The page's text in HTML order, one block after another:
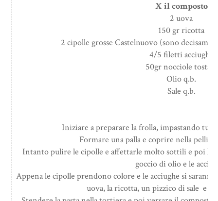
X il composto
2 uova
150 gr ricotta
2 cipolle grosse Castelnuovo (sono
4/5 filetti acciughe
50gr nocciole tostate
Olio q.b.
Sale q.b.
Iniziare a preparare la frolla, impastando
Formare una palla e coprire nella
Intanto pulire le cipolle e affettarle molto sottili e poi
goccio di olio e le
Appena le cipolle prendono colore e le acciughe si
uova, la ricotta, un pizzico di sale e